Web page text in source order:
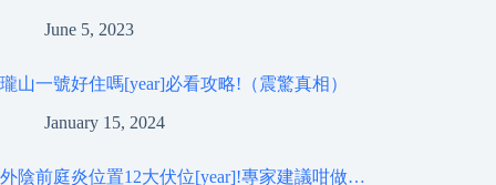
June 5, 2023
瓏山一號好住嗎[year]必看攻略!（震驚真相）
January 15, 2024
外陰前庭炎位置12大伏位[year]!專家建議咁做…